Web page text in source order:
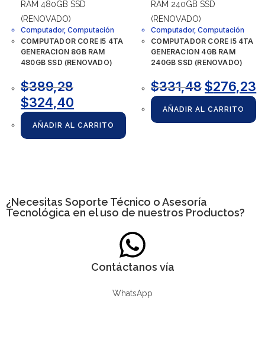
Computador, Computación
COMPUTADOR CORE I5 4TA
GENERACION 8GB RAM
480GB SSD (RENOVADO)
$389,28
$324,40
AÑADIR AL CARRITO
Computador,Computación
COMPUTADOR CORE I5 4TA
GENERACION 4GB RAM
240GB SSD (RENOVADO)
$331,48 $276,23
AÑADIR AL CARRITO
¿Necesitas Soporte Técnico o Asesoría
Tecnológica en el uso de nuestros Productos?
Contáctanos vía
WhatsApp